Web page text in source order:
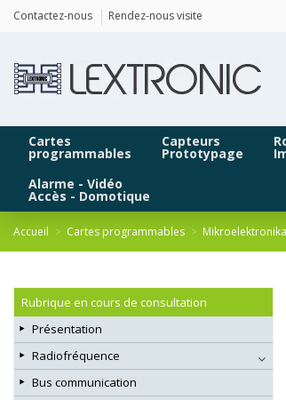
Contactez-nous Rendez-nous visite
Cartes
programmables
Capteurs
Prototypage
Alarme - Vidéo
Accès - Domotique
Accueil Cartes programmables Mikroelektronika
Rubrique en cours de consultation
Présentation
Radiofréquence
Bus communication
Panneau de gestion des cookies